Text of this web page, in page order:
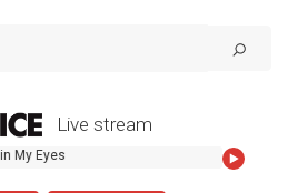
Live stream